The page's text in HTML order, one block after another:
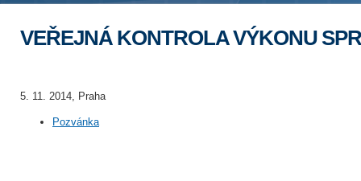
VEŘEJNÁ KONTROLA VÝKONU
5. 11. 2014, Praha
Pozvánka